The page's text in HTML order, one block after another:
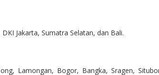
Jakarta, Sumatra Selatan, dan Bali.
Lamongan, Bogor, Bangka, Sragen,